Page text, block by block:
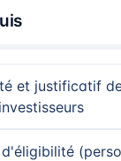
et justificatif